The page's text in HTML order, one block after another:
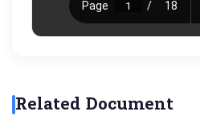
Related Document